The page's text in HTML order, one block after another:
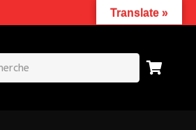
Translate »